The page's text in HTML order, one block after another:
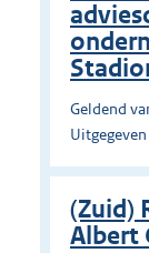
Geldend
(Zuid)
Albert